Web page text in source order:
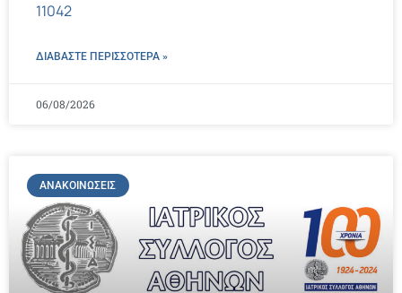
11042
ΔΙΑΒΑΣΤΕ ΠΕΡΙΣΣΌΤΕΡΑ »
06/08/2026
ΑΝΑΚΟΙΝΏΣΕΙΣ